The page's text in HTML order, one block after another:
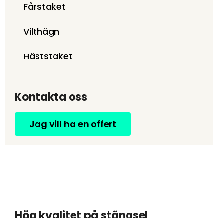
Fårstaket
Vilthägn
Häststaket
Kontakta oss
Jag vill ha en offert